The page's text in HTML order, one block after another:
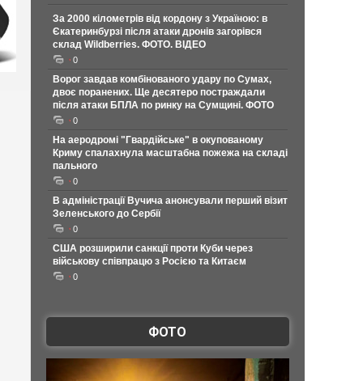
За 2000 кілометрів від кордону з Україною: в
Єкатеринбурзі після атаки дронів загорівся
склад Wildberries. ФОТО. ВІДЕО
0
Ворог завдав комбінованого удару по Сумах,
двоє поранених. Ще десятеро постраждали
після атаки БПЛА по ринку на Сумщині. ФОТО
0
На аеродромі "Гвардійське" в окупованому
Криму спалахнула масштабна пожежа на складі
пального
0
В адміністрації Вучича анонсували перший візит
Зеленського до Сербії
0
США розширили санкції проти Куби через
військову співпрацю з Росією та Китаєм
0
ФОТО